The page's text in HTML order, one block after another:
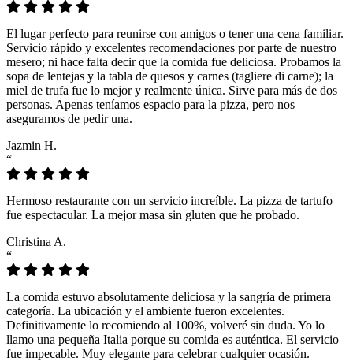
El lugar perfecto para reunirse con amigos o tener una cena familiar.
Servicio rápido y excelentes recomendaciones por parte de nuestro
mesero; ni hace falta decir que la comida fue deliciosa. Probamos la
sopa de lentejas y la tabla de quesos y carnes (tagliere di carne); la
miel de trufa fue lo mejor y realmente única. Sirve para más de dos
personas. Apenas teníamos espacio para la pizza, pero nos
aseguramos de pedir una.
Jazmin H.
“
Hermoso restaurante con un servicio increíble. La pizza de tartufo
fue espectacular. La mejor masa sin gluten que he probado.
Christina A.
“
La comida estuvo absolutamente deliciosa y la sangría de primera
categoría. La ubicación y el ambiente fueron excelentes.
Definitivamente lo recomiendo al 100%, volveré sin duda. Yo lo
llamo una pequeña Italia porque su comida es auténtica. El servicio
fue impecable. Muy elegante para celebrar cualquier ocasión.